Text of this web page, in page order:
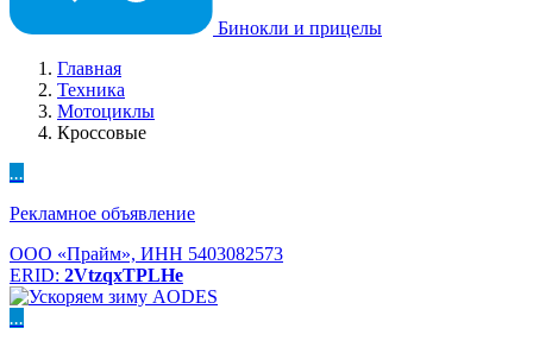
Бинокли и прицелы
Главная
Техника
Мотоциклы
Кроссовые
...
Рекламное объявление
ООО «Прайм», ИНН 5403082573
ERID: 2VtzqxTPLHe
...